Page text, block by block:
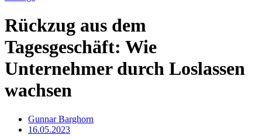
Rückzug aus dem
Tagesgeschäft: Wie
Unternehmer durch Loslassen
wachsen
Gunnar Barghorn
16.05.2023